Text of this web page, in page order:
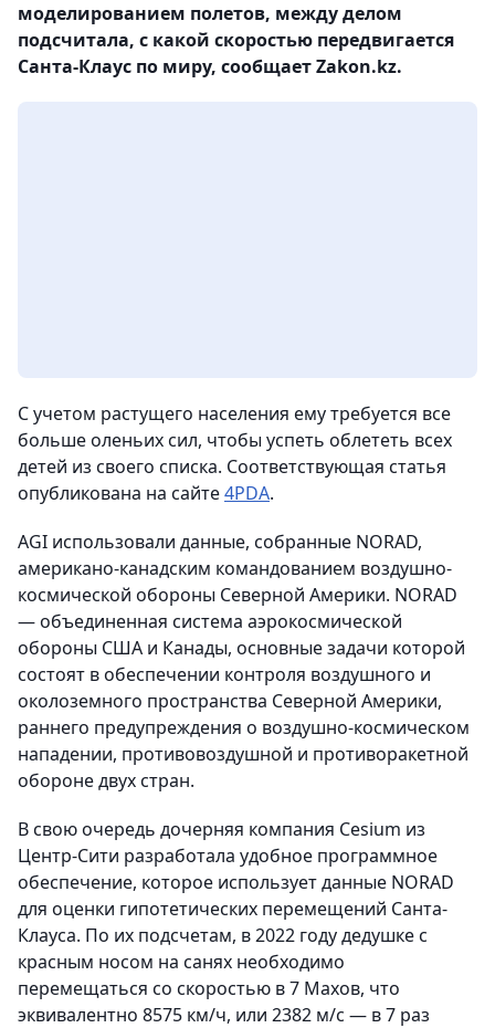
моделированием полетов, между делом
подсчитала, с какой скоростью передвигается
Санта-Клаус по миру, сообщает Zakon.kz.
С учетом растущего населения ему требуется все
больше оленьих сил, чтобы успеть облететь всех
детей из своего списка. Соответствующая статья
опубликована на сайте4PDA.
AGI использовали данные, собранные NORAD,
американо-канадским командованием воздушно-
космической обороны Северной Америки. NORAD
— объединенная система аэрокосмической
обороны США и Канады, основные задачи которой
состоят в обеспечении контроля воздушного и
околоземного пространства Северной Америки,
раннего предупреждения о воздушно-космическом
нападении, противовоздушной и противоракетной
обороне двух стран.
В свою очередь дочерняя компания Cesium из
Центр-Сити разработала удобное программное
обеспечение, которое использует данные NORAD
для оценки гипотетических перемещений Санта-
Клауса. По их подсчетам, в 2022 году дедушке с
красным носом на санях необходимо
перемещаться со скоростью в 7 Махов, что
эквивалентно 8575 км/ч, или 2382 м/с — в 7 раз